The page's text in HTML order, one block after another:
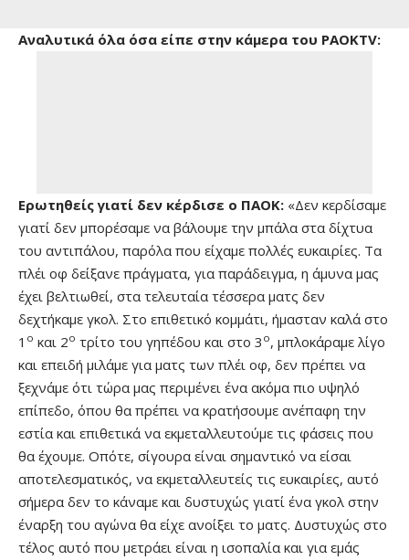
Αναλυτικά όλα όσα είπε στην κάμερα του PAOKTV:
Ερωτηθείς γιατί δεν κέρδισε ο ΠΑΟΚ: «Δεν κερδίσαμε
γιατί δεν μπορέσαμε να βάλουμε την μπάλα στα δίχτυα
του αντιπάλου, παρόλα που είχαμε πολλές ευκαιρίες. Τα
πλέι οφ δείξανε πράγματα, για παράδειγμα, η άμυνα μας
έχει βελτιωθεί, στα τελευταία τέσσερα ματς δεν
δεχτήκαμε γκολ. Στο επιθετικό κομμάτι, ήμασταν καλά στο
1 ο και 2ο τρίτο του γηπέδου και στο 3 ο, μπλοκάραμε λίγο
και επειδή μιλάμε για ματς των πλέι οφ, δεν πρέπει να
ξεχνάμε ότι τώρα μας περιμένει ένα ακόμα πιο υψηλό
επίπεδο, όπου θα πρέπει να κρατήσουμε ανέπαφη την
εστία και επιθετικά να εκμεταλλευτούμε τις φάσεις που
θα έχουμε. Οπότε, σίγουρα είναι σημαντικό να είσαι
αποτελεσματικός, να εκμεταλλευτείς τις ευκαιρίες, αυτό
σήμερα δεν το κάναμε και δυστυχώς γιατί ένα γκολ στην
έναρξη του αγώνα θα είχε ανοίξει το ματς. Δυστυχώς στο
τέλος αυτό που μετράει είναι η ισοπαλία και για εμάς